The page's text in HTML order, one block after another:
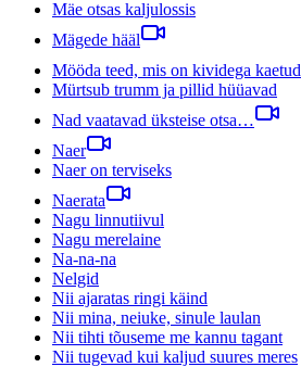
Mäe otsas kaljulossis
Mägede hääl
Mööda teed, mis on kividega kaetud
Mürtsub trumm ja pillid hüüavad
Nad vaatavad üksteise otsa…
Naer
Naer on terviseks
Naerata
Nagu linnutiivul
Nagu merelaine
Na-na-na
Nelgid
Nii ajaratas ringi käind
Nii mina, neiuke, sinule laulan
Nii tihti tõuseme me kannu tagant
Nii tugevad kui kaljud suures meres